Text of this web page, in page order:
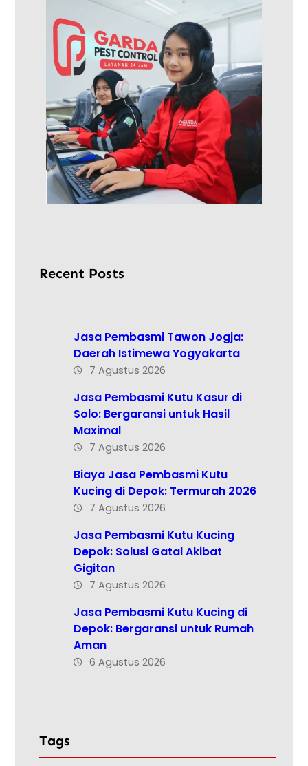
Recent Posts
Jasa Pembasmi Tawon Jogja:
Daerah Istimewa Yogyakarta
7 Agustus 2026
Jasa Pembasmi Kutu Kasur di
Solo: Bergaransi untuk Hasil
Maximal
7 Agustus 2026
Biaya Jasa Pembasmi Kutu
Kucing di Depok: Termurah 2026
7 Agustus 2026
Jasa Pembasmi Kutu Kucing
Depok: Solusi Gatal Akibat
Gigitan
7 Agustus 2026
Jasa Pembasmi Kutu Kucing di
Depok: Bergaransi untuk Rumah
Aman
6 Agustus 2026
Tags